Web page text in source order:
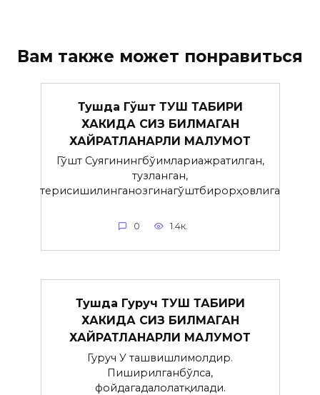
Вам также может понравиться
Тушда Гўшт ТУШ ТАБИРИ
ХАКИДА СИЗ БИЛМАГАН
ХАЙРАТЛАНАРЛИ МАЛУМОТ
Гўшт Суягинингбўғимлариажратилган,
тузланган,
терисишилинганозгинагўштбирорҳовлига
0 1.4к.
Тушда Гуруч ТУШ ТАБИРИ
ХАКИДА СИЗ БИЛМАГАН
ХАЙРАТЛАНАРЛИ МАЛУМОТ
Гуруч У ташвишлимолдир.
Пиширилганбўлса,
фойдагадалолатқилади.